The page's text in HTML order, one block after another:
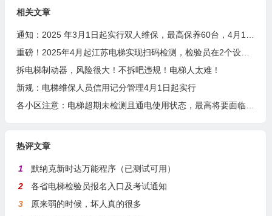
相关文章
通知：2025 年3月1日起实行双人维保，最高保养60台，4月1日起扫码保养
重磅！2025年4月起江苏电梯实现扫码检测，检验员在2个设区市检测或者月超80台将成重点关照对象
拆电梯制动器，风险很大！不拆吧违规！电梯人太难！
新规：电梯维保人员信用记分管理4月1日起实行
各小区注意：电梯超期未检测且通电使用状态，最高将要面临10万元罚款！
热评文章
1
默纳克新时达万能程序（已测试可用）
2
各省电梯检验员报名入口及考试通知
3
原来弱的时候，坏人真的很多